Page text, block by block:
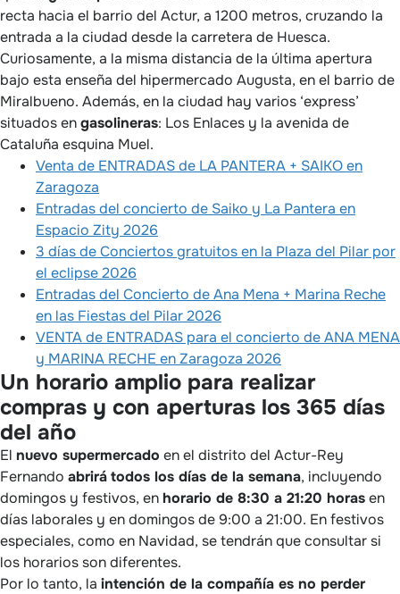
recta hacia el barrio del Actur, a 1200 metros, cruzando la
entrada a la ciudad desde la carretera de Huesca.
Curiosamente, a la misma distancia de la última apertura
bajo esta enseña del hipermercado Augusta, en el barrio de
Miralbueno. Además, en la ciudad hay varios ‘express’
situados engasolineras: Los Enlaces y la avenida de
Cataluña esquina Muel.
Venta de ENTRADAS de LA PANTERA + SAIKO en
Zaragoza
Entradas del concierto de Saiko y La Pantera en
Espacio Zity 2026
3 días de Conciertos gratuitos en la Plaza del Pilar por
el eclipse 2026
Entradas del Concierto de Ana Mena + Marina Reche
en las Fiestas del Pilar 2026
VENTA de ENTRADAS para el concierto de ANA MENA
y MARINA RECHE en Zaragoza 2026
Un horario amplio para realizar
compras y con aperturas los 365 días
del año
El nuevo supermercado en el distrito del Actur-Rey
Fernando abrirátodos los días de la semana, incluyendo
domingos y festivos, enhorario de 8:30 a 21:20 horasen
días laborales y en domingos de 9:00 a 21:00. En festivos
especiales, como en Navidad, se tendrán que consultar si
los horarios son diferentes.
Por lo tanto, la intención de la compañía es no perder